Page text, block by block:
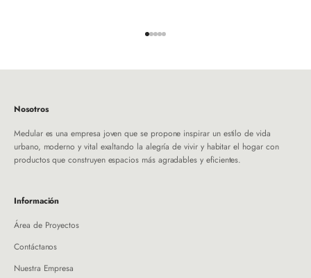
Ir al artículo 1
Ir al artículo 2
Ir al artículo 3
Ir al artículo 4
Ir al artículo 5
Nosotros
Medular es una empresa joven que se propone inspirar un estilo de vida
urbano, moderno y vital exaltando la alegría de vivir y habitar el hogar con
productos que construyen espacios más agradables y eficientes.
Información
Área de Proyectos
Contáctanos
Nuestra Empresa